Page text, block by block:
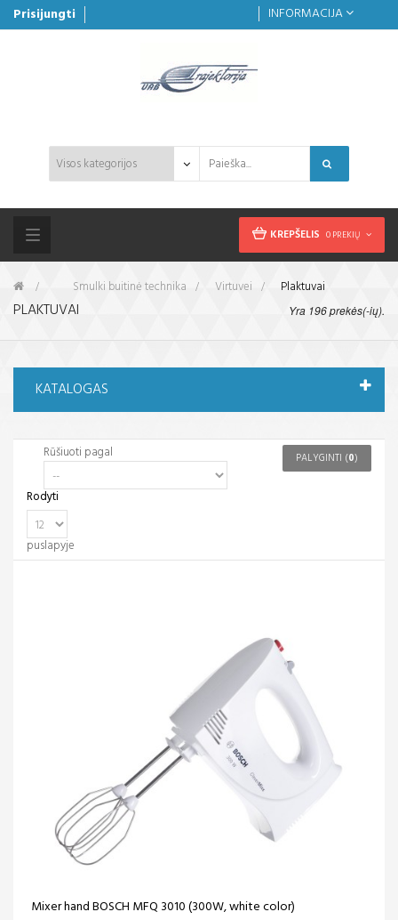
Prisijungti INFORMACIJA
KREPŠELIS 0 PREKIŲ
Toggle
navigation
&gt; Smulki buitinė technika > Virtuvei > Plaktuvai
KATALOGAS
PLAKTUVAI Yra 196 prekės(-ių).
Rūšiuoti pagal
Rodyti
puslapyje
PALYGINTI (0)
Mixer hand BOSCH MFQ 3010 (300W, white color)